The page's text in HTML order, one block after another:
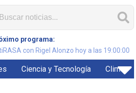
programa:
con Rigel Alonzo hoy a las 19:00:00
Ciencia y Tecnología Clima